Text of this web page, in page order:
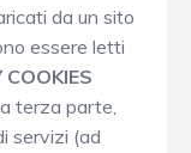
da un sito
essere letti
terza parte,
servizi (ad